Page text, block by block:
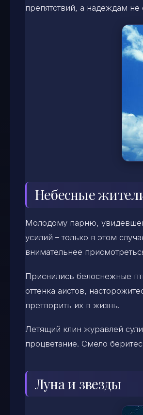
препятствий, а надеждам не
Небесные
Молодому парню,
усилий – только в этом
внимательнее
Приснились белоснежные
оттенка аистов,
претворить их в жизнь.
Летящий клин журавлей
процветание. Смело
Луна и звезды